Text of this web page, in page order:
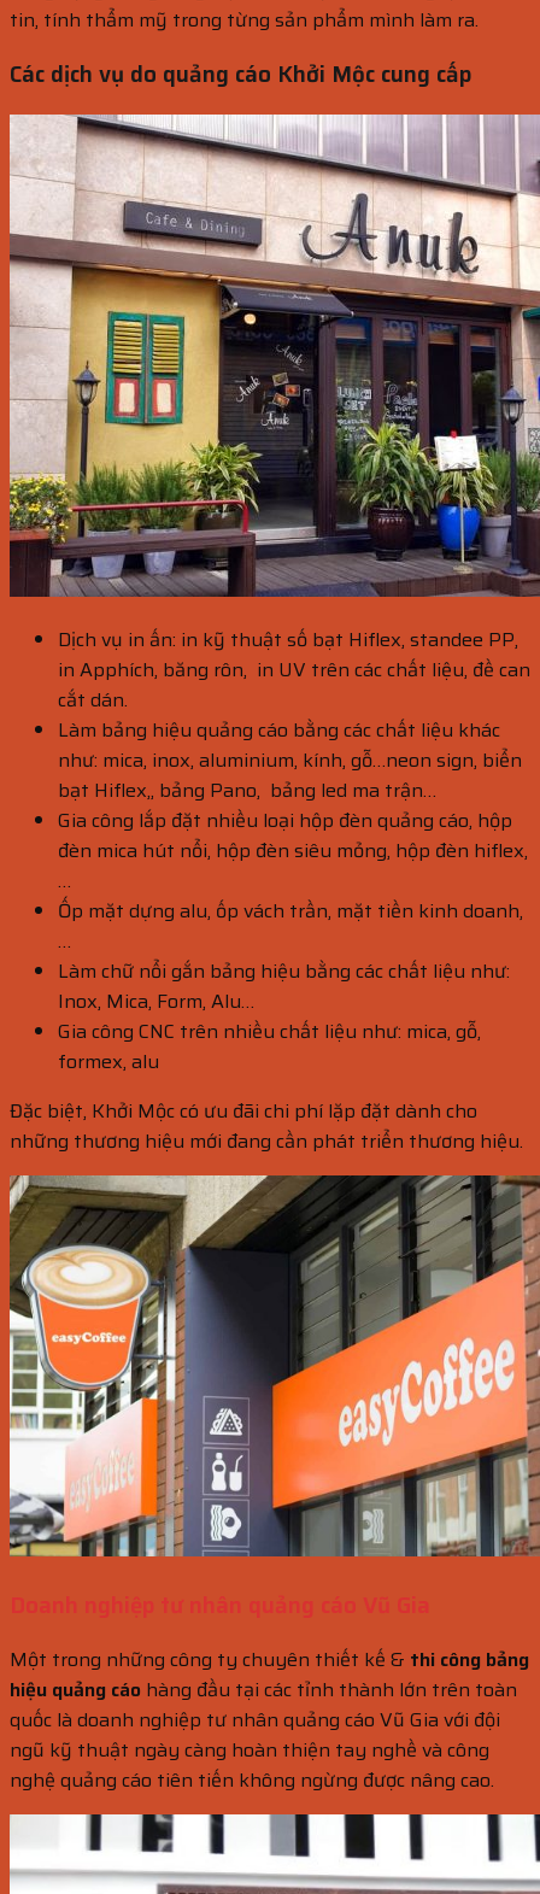
tin, tính thẩm mỹ trong từng sản phẩm mình làm ra.
Các dịch vụ do quảng cáo Khởi Mộc cung cấp
Dịch vụ in ấn: in kỹ thuật số bạt Hiflex, standee PP,
in Apphích, băng rôn, in UV trên các chất liệu, đề can
cắt dán.
Làm bảng hiệu quảng cáo bằng các chất liệu khác
như: mica, inox, aluminium, kính, gỗ…neon sign, biển
bạt Hiflex,, bảng Pano, bảng led ma trận…
Gia công lắp đặt nhiều loại hộp đèn quảng cáo, hộp
đèn mica hút nổi, hộp đèn siêu mỏng, hộp đèn hiflex,
…
Ốp mặt dựng alu, ốp vách trần, mặt tiền kinh doanh,
…
Làm chữ nổi gắn bảng hiệu bằng các chất liệu như:
Inox, Mica, Form, Alu…
Gia công CNC trên nhiều chất liệu như: mica, gỗ,
formex, alu
Đặc biệt, Khởi Mộc có ưu đãi chi phí lặp đặt dành cho
những thương hiệu mới đang cần phát triển thương hiệu.
Doanh nghiệp tư nhân quảng cáo Vũ Gia
Một trong những công ty chuyên thiết kế & thi công bảng
hiệu quảng cáo hàng đầu tại các tỉnh thành lớn trên toàn
quốc là doanh nghiệp tư nhân quảng cáo Vũ Gia với đội
ngũ kỹ thuật ngày càng hoàn thiện tay nghề và công
nghệ quảng cáo tiên tiến không ngừng được nâng cao.